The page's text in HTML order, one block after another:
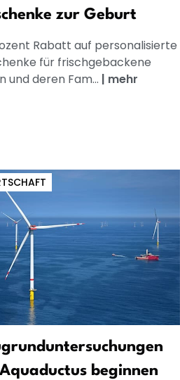
zur Geburt
Rabatt auf personalisierte
für frischgebackene
und deren Fam... | mehr
beginnen